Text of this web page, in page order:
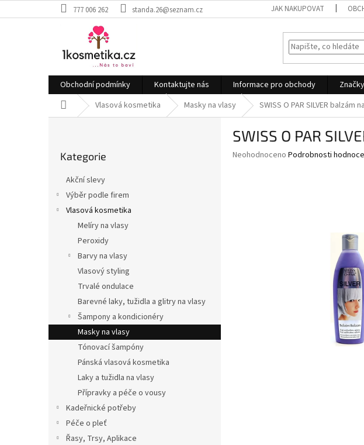
na
777 006 262 standa.26@seznam.cz JAK NAKUPOVAT
Obchodní podmínky Kontaktujte nás Informace pro obchody
Značky
Domů Vlasová kosmetika Masky na vlasy SWISS O PAR SILVER balzám
kategorie
Kategorie
Akční slevy
Výběr podle firem
Vlasová kosmetika
Melíry na vlasy
Peroxidy
Barvy na vlasy
Vlasový styling
Trvalé ondulace
Barevné laky, tužidla a glitry na vlasy
Šampony a kondicionéry
Masky na vlasy
Tónovací šampóny
Pánská vlasová kosmetika
Laky a tužidla na vlasy
Přípravky a péče o vousy
Kadeřnické potřeby
Péče o pleť
Řasy, Trsy, Aplikace
SWISS O PAR
Průměrné
Neohodnoceno Podrobnosti